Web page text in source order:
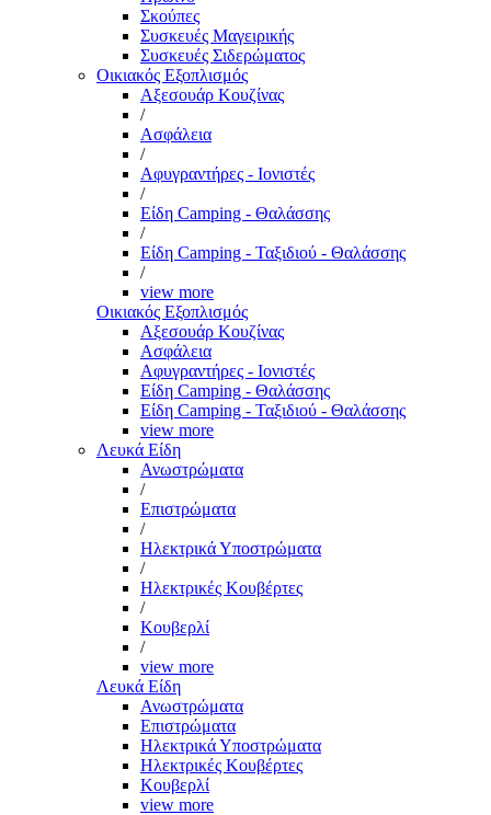
Σκούπες
Συσκευές Μαγειρικής
Συσκευές Σιδερώματος
Οικιακός Εξοπλισμός
Αξεσουάρ Κουζίνας
/
Ασφάλεια
/
Αφυγραντήρες - Ιονιστές
/
Είδη Camping - Θαλάσσης
/
Είδη Camping - Ταξιδιού - Θαλάσσης
/
view more
Οικιακός Εξοπλισμός
Αξεσουάρ Κουζίνας
Ασφάλεια
Αφυγραντήρες - Ιονιστές
Είδη Camping - Θαλάσσης
Είδη Camping - Ταξιδιού - Θαλάσσης
view more
Λευκά Είδη
Ανωστρώματα
/
Επιστρώματα
/
Ηλεκτρικά Υποστρώματα
/
Ηλεκτρικές Κουβέρτες
/
Κουβερλί
/
view more
Λευκά Είδη
Ανωστρώματα
Επιστρώματα
Ηλεκτρικά Υποστρώματα
Ηλεκτρικές Κουβέρτες
Κουβερλί
view more